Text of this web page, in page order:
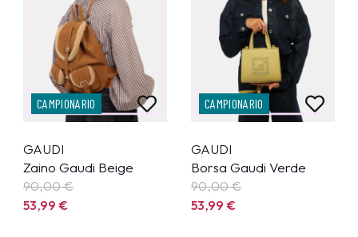
CAMPIONARIO
GAUDI
Zaino Gaudi Beige
90,00 €
53,99€
CAMPIONARIO
GAUDI
Borsa Gaudi Verde
90,00 €
53,99€